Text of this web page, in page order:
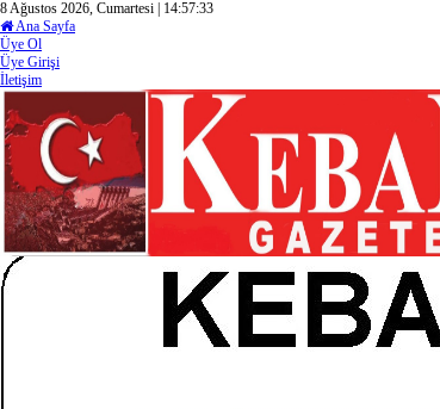
8 Ağustos 2026, Cumartesi | 14:57:35
Ana Sayfa
Üye Ol
Üye Girişi
İletişim